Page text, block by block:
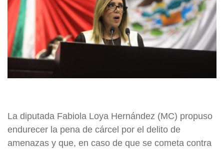
La diputada Fabiola Loya Hernández (MC) propuso
endurecer la pena de cárcel por el delito de
amenazas y que, en caso de que se cometa contra